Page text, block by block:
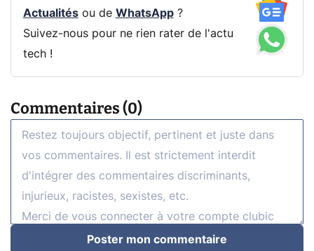
Actualitésou de WhatsApp?
Suivez-nous pour ne rien rater de l'actu
tech !
Commentaires (0)
Poster mon commentaire